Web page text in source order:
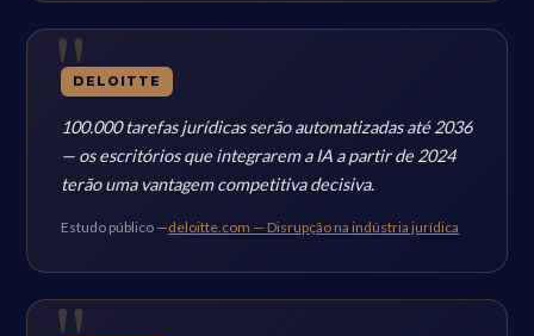
DELOITTE
100.000 tarefas jurídicas serão automatizadas até 2036
— os escritórios que integrarem a IA a partir de 2024
terão uma vantagem competitiva decisiva.
Estudo público —deloitte.com — Disrupção na indústria jurídica